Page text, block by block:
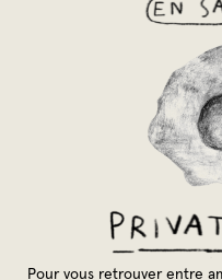
Pour vous retrouver entre